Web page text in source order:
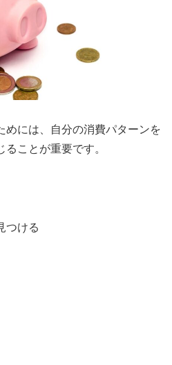
めには、自分の消費パターンを
ことが重要です。
つける